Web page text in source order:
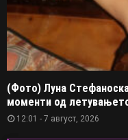
(Фото) Луна
моменти од
12:01 - 7 август, 2026